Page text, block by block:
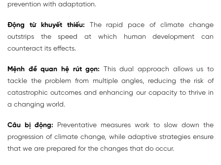
prevention with adaptation.
Động từ khuyết thiếu:
The rapid pace of climate change
outstrips the speed at which human development can
counteract its effects.
Mệnh đề quan hệ rút gọn:
This dual approach allows us to
tackle the problem from multiple angles, reducing the risk of
catastrophic outcomes and enhancing our capacity to thrive in
a changing world.
Câu bị động: Preventative measures work to slow down the
progression of climate change, while adaptive strategies ensure
that we are prepared for the changes that do occur.